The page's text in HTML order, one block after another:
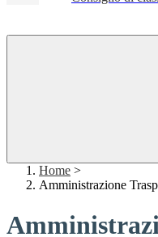
Home >
Amministrazione